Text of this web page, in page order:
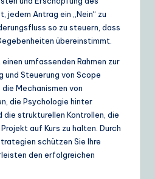
jedem Antrag ein „Nein“ zu
so zu steuern, dass
übereinstimmt.
umfassenden Rahmen zur
und Steuerung von Scope
Mechanismen von
die Psychologie hinter
die strukturellen Kontrollen, die
auf Kurs zu halten. Durch
schützen Sie Ihre
den erfolgreichen